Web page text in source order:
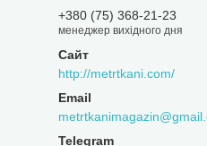
+380 (75) 368-21-23
менеджер вихідного дня
http://metrtkani.com/